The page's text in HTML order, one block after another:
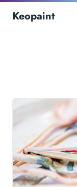
Keopaint